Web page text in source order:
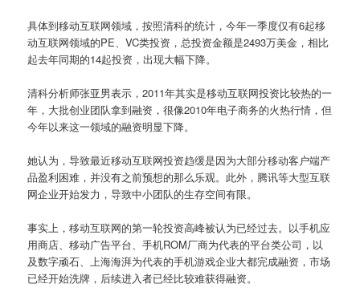
具体到移动互联网领域，按照清科的统计，今年一季度仅有6起移
动互联网领域的PE、VC类投资，总投资金额是2493万美金，相比
起去年同期的14起投资，出现大幅下降。
清科分析师张亚男表示，2011年其实是移动互联网投资比较热的一
年，大批创业团队拿到融资，很像2010年电子商务的火热行情，但
今年以来这一领域的融资明显下降。
她认为，导致最近移动互联网投资趋缓是因为大部分移动客户端产
品盈利困难，并没有之前预想的那么乐观。此外，腾讯等大型互联
网企业开始发力，导致中小团队的生存空间有限。
事实上，移动互联网的第一轮投资高峰被认为已经过去。以手机应
用商店、移动广告平台、手机ROM厂商为代表的平台类公司，以
及数字顽石、上海海湃为代表的手机游戏企业大都完成融资，市场
已经开始洗牌，后续进入者已经比较难获得融资。